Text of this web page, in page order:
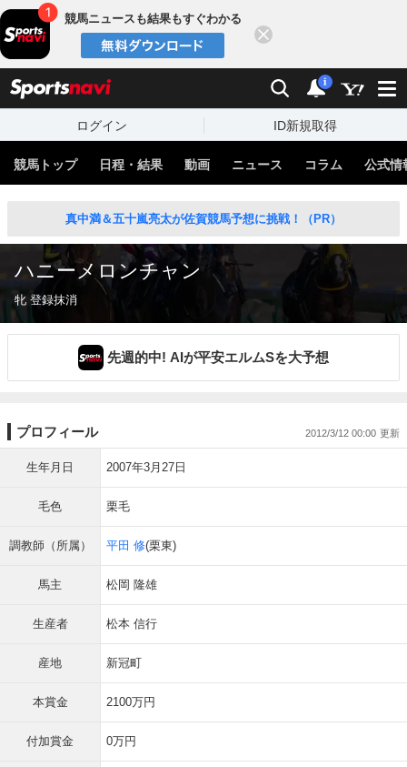
競馬ニュースも結果もすぐわかる
検索 通知
i
ログイン ID新規取得
競馬トップ 日程・結果 動画 ニュース コラム 公式情
真中満＆五十嵐亮太が佐賀競馬予想に挑戦！（PR）
ハニーメロンチャン
牝 登録抹消
先週的中! AIが平安エルムSを大予想
プロフィール 2012/3/12 00:00
生年月日 2007年3月27日
毛色 栗毛
調教師（所属） 平田 修(栗東)
馬主 松岡 隆雄
生産者 松本 信行
産地 新冠町
本賞金 2100万円
付加賞金 0万円